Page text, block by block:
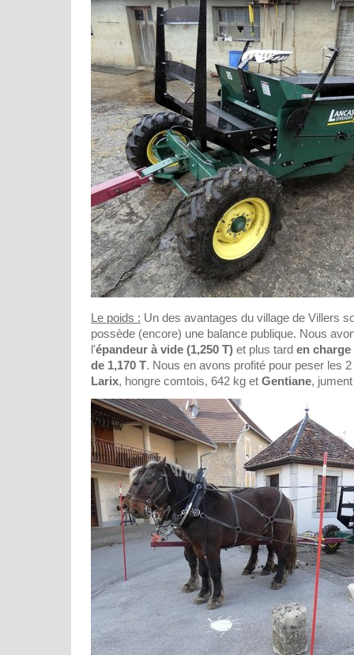
Le poids : Un des avantages du village de Villers
possède (encore) une balance publique. Nous
l'épandeur à vide (1,250 T) et plus tard en charge
de 1,170 T. Nous en avons profité pour peser les
Larix, hongre comtois, 642 kg et Gentiane,